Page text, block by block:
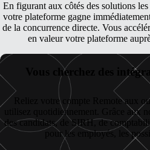
En figurant aux côtés des solutions
votre plateforme gagne
de la concurrence directe. Vous
en valeur votre plateforme
Vous cherchez des
Reliez votre compte Remote aux
utilisez quotidiennement. Grâce aux
des candidats, de SIRH, de
pour les employés, les